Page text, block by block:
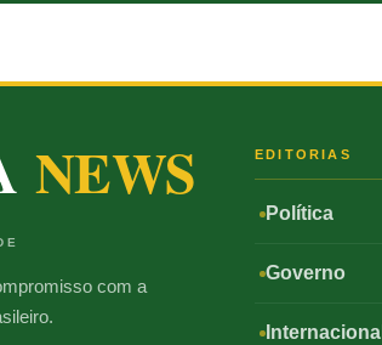
NEWS
com a
EDITORIAS
Política
Governo
Internacional